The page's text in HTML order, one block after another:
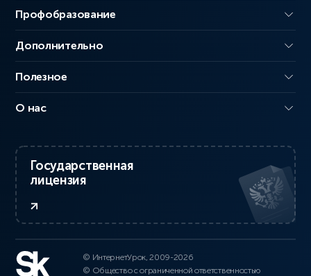
Профобразование
Дополнительно
Полезное
О нас
Государственная
лицензия
© ИнтернетУрок, 2009-2026
© Общество с ограниченной ответственностью